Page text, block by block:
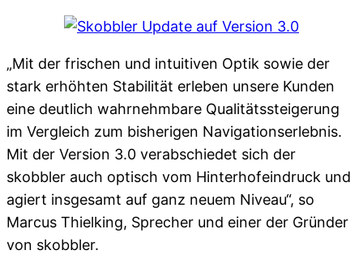
„Mit der frischen und intuitiven Optik sowie der
stark erhöhten Stabilität erleben unsere Kunden
eine deutlich wahrnehmbare Qualitätssteigerung
im Vergleich zum bisherigen Navigationserlebnis.
Mit der Version 3.0 verabschiedet sich der
skobbler auch optisch vom Hinterhofeindruck und
agiert insgesamt auf ganz neuem Niveau“, so
Marcus Thielking, Sprecher und einer der Gründer
von skobbler.